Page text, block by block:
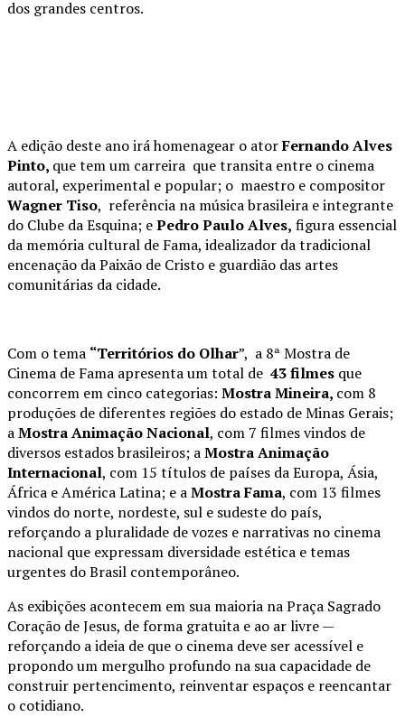
dos grandes centros.
A edição deste ano irá homenagear o atorFernando Alves
Pinto, que tem um carreira que transita entre o cinema
autoral, experimental e popular; o maestro e compositor
Wagner Tiso, referência na música brasileira e integrante
do Clube da Esquina; ePedro Paulo Alves, figura essencial
da memória cultural de Fama, idealizador da tradicional
encenação da Paixão de Cristo e guardião das artes
comunitárias da cidade.
Com o tema “Territórios do Olhar”, a 8ª Mostra de
Cinema de Fama apresenta um total de 43 filmes que
concorrem em cinco categorias: Mostra Mineira, com 8
produções de diferentes regiões do estado de Minas Gerais;
aMostra Animação Nacional, com 7 filmes vindos de
diversos estados brasileiros; aMostra Animação
Internacional, com 15 títulos de países da Europa, Ásia,
África e América Latina; e aMostra Fama, com 13 filmes
vindos do norte, nordeste, sul e sudeste do país,
reforçando a pluralidade de vozes e narrativas no cinema
nacional que expressam diversidade estética e temas
urgentes do Brasil contemporâneo.
As exibições acontecem em sua maioria na Praça Sagrado
Coração de Jesus, de forma gratuita e ao ar livre —
reforçando a ideia de que o cinema deve ser acessível e
propondo um mergulho profundo na sua capacidade de
construir pertencimento, reinventar espaços e reencantar
o cotidiano.